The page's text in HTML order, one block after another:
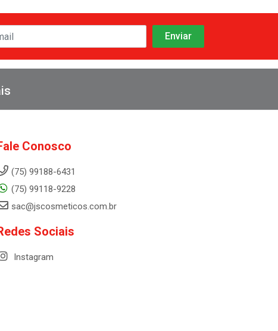
Conosco
(75) 99188-6431
(75) 99118-9228
sac@jscosmeticos.com.br
Sociais
Instagram